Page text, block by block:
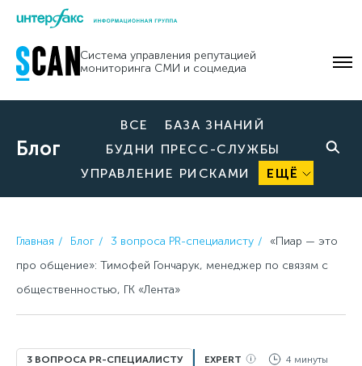
Skip
content
Система управления репутацией
мониторинга СМИ и соцмедиа
Блог
ВСЕ
БАЗА ЗНАНИЙ
БУДНИ ПРЕСС-СЛУЖБЫ
УПРАВЛЕНИЕ РИСКАМИ
ЕЩЁ
Главная Блог 3 вопроса PR-специалисту
«Пиар — это
про общение»: Тимофей Гончарук, менеджер по связям с
общественностью, ГК «Лента»
3 ВОПРОСА PR-СПЕЦИАЛИСТУ EXPERT 4 минуты